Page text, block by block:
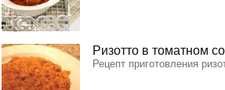
Ризотто в томатном
Рецепт приготовления